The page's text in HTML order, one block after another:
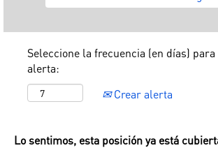
Seleccione la frecuencia (en días)
alerta:
Crear alerta
Lo sentimos, esta posición ya está